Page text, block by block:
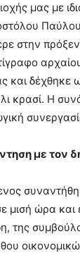
μας με
Παύλου
στην
και δέχθηκε
κρασί. Η
με τον
μισή ώρα
της